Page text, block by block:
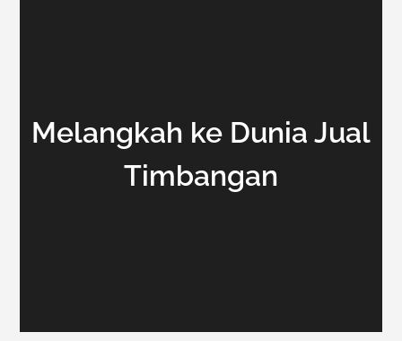
Melangkah ke Dunia Jual
Timbangan